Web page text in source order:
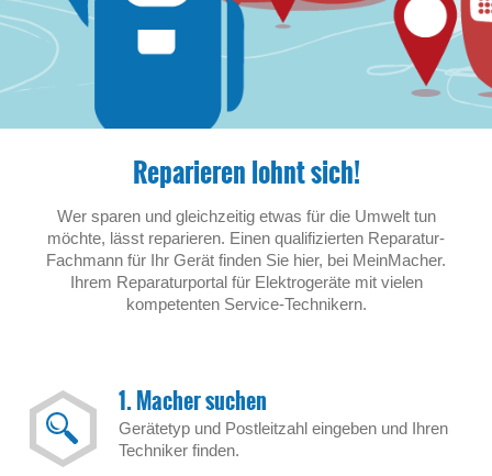
Reparieren lohnt sich!
Wer sparen und gleichzeitig etwas für die Umwelt tun
möchte, lässt reparieren. Einen qualifizierten Reparatur-
Fachmann für Ihr Gerät finden Sie hier, bei MeinMacher.
Ihrem Reparaturportal für Elektrogeräte mit vielen
kompetenten Service-Technikern.
1. Macher suchen
Gerätetyp und Postleitzahl eingeben und Ihren
Techniker finden.